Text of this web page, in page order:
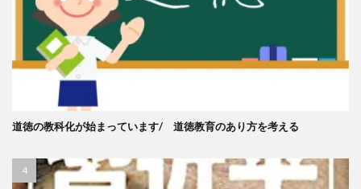
道徳の教科化が始まっています/ 道徳教育のあり方を考える